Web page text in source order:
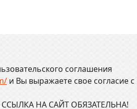
соглашения
и Вы выражаете свое согласие с
НА САЙТ ОБЯЗАТЕЛЬНА!